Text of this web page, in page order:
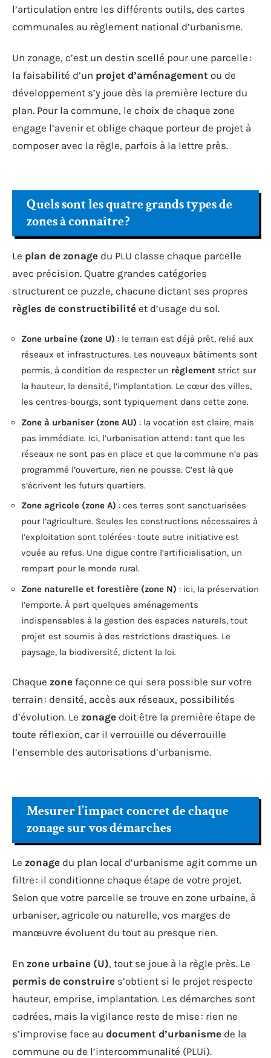
l’articulation entre les différents outils, des cartes
communales au règlement national d’urbanisme.
Un zonage, c’est un destin scellé pour une parcelle :
la faisabilité d’un projet d’aménagement ou de
développement s’y joue dès la première lecture du
plan. Pour la commune, le choix de chaque zone
engage l’avenir et oblige chaque porteur de projet à
composer avec la règle, parfois à la lettre près.
Quels sont les quatre grands types de
zones à connaître ?
Le plan de zonage du PLU classe chaque parcelle
avec précision. Quatre grandes catégories
structurent ce puzzle, chacune dictant ses propres
règles de constructibilité et d’usage du sol.
Zone urbaine (zone U) : le terrain est déjà prêt, relié aux
réseaux et infrastructures. Les nouveaux bâtiments sont
permis, à condition de respecter un règlement strict sur
la hauteur, la densité, l’implantation. Le cœur des villes,
les centres-bourgs, sont typiquement dans cette zone.
Zone à urbaniser (zone AU) : la vocation est claire, mais
pas immédiate. Ici, l’urbanisation attend : tant que les
réseaux ne sont pas en place et que la commune n’a pas
programmé l’ouverture, rien ne pousse. C’est là que
s’écrivent les futurs quartiers.
Zone agricole (zone A) : ces terres sont sanctuarisées
pour l’agriculture. Seules les constructions nécessaires à
l’exploitation sont tolérées : toute autre initiative est
vouée au refus. Une digue contre l’artificialisation, un
rempart pour le monde rural.
Zone naturelle et forestière (zone N) : ici, la préservation
l’emporte. À part quelques aménagements
indispensables à la gestion des espaces naturels, tout
projet est soumis à des restrictions drastiques. Le
paysage, la biodiversité, dictent la loi.
Chaque zone façonne ce qui sera possible sur votre
terrain : densité, accès aux réseaux, possibilités
d’évolution. Le zonage doit être la première étape de
toute réflexion, car il verrouille ou déverrouille
l’ensemble des autorisations d’urbanisme.
Mesurer l’impact concret de chaque
zonage sur vos démarches
Le zonage du plan local d’urbanisme agit comme un
filtre : il conditionne chaque étape de votre projet.
Selon que votre parcelle se trouve en zone urbaine, à
urbaniser, agricole ou naturelle, vos marges de
manœuvre évoluent du tout au presque rien.
En zone urbaine (U), tout se joue à la règle près. Le
permis de construire s’obtient si le projet respecte
hauteur, emprise, implantation. Les démarches sont
cadrées, mais la vigilance reste de mise : rien ne
s’improvise face au document d’urbanisme de la
commune ou de l’intercommunalité (PLUi).